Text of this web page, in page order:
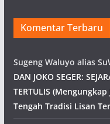
Komentar Terbaru
Sugeng Waluyo alias
DAN JOKO SEGER:
TERTULIS
Tengah Tradisi Lisan